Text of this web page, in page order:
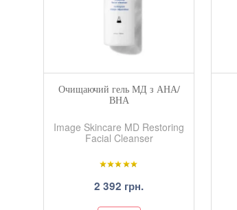
Очищаючий гель МД з АНА/
ВНА
Image Skincare MD Restoring
Facial Cleanser
2 392 грн.